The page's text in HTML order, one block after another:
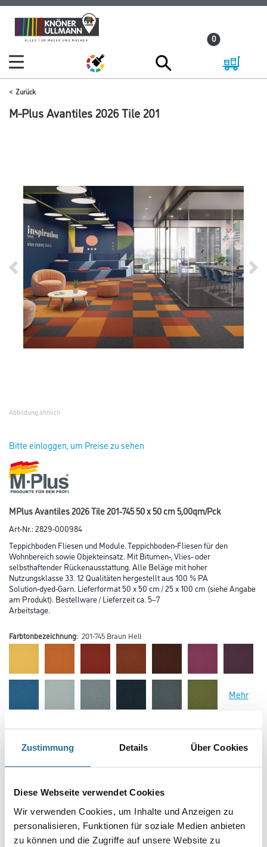
Zustimmung Details Über Cookies
Diese Webseite verwendet Cookies
Wir verwenden Cookies, um Inhalte und Anzeigen zu
personalisieren, Funktionen für soziale Medien anbieten
zu können und die Zugriffe auf unsere Website zu
Zum
Inhalt
Zum
Navigationsmenü
0
Zurück
M-Plus Avantiles 2026 Tile 201
Abbildung ähnlich
Bitte einloggen, um Preise zu sehen
MPlus Avantiles 2026 Tile 201-745 50 x 50 cm 5,00qm/Pck
Art-Nr.:2829-000984
Teppichboden Fliesen und Module. Teppichboden-Fliesen für den
Wohnbereich sowie Objekteinsatz. Mit Bitumen-, Vlies- oder
selbsthaftender Rückenausstattung. Alle Beläge mit hoher
Nutzungsklasse 33. 12 Qualitäten hergestellt aus 100 % PA
Solution-dyed-Garn. Lieferformat 50 x 50 cm / 25 x 100 cm (siehe Angabe
am Produkt). Bestellware / Lieferzeit ca. 5–7
Arbeitstage.
Verarbeitung Bodenbelag
Farbtonbezeichnung: 201-745 Braun Hell
Mehr
Farbtonbezeichnung
Länge in centimeter